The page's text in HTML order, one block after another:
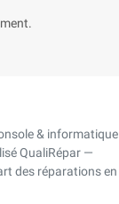
& informatique
QualiRépar —
des réparations en